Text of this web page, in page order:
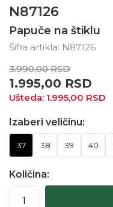
N87126
Papuče na štiklu
Šifra artikla: N87126
3.990,00 RSD
1.995,00 RSD
Ušteda: 1.995,00 RSD
Izaberi veličinu:
37 38 39 40
Količina: